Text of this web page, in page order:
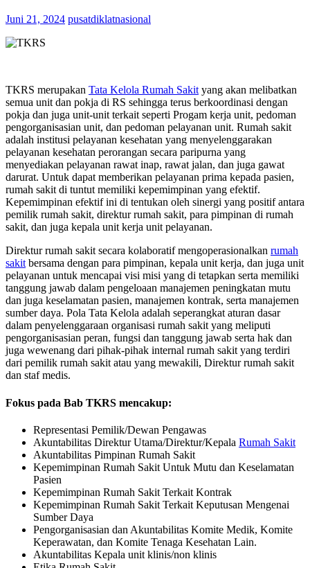
Juni 21, 2024 pusatdiklatnasional
TKRS merupakan Tata Kelola Rumah Sakityang akan melibatkan
semua unit dan pokja di RS sehingga terus berkoordinasi dengan
pokja dan juga unit-unit terkait seperti Progam kerja unit, pedoman
pengorganisasian unit, dan pedoman pelayanan unit. Rumah sakit
adalah institusi pelayanan kesehatan yang menyelenggarakan
pelayanan kesehatan perorangan secara paripurna yang
menyediakan pelayanan rawat inap, rawat jalan, dan juga gawat
darurat. Untuk dapat memberikan pelayanan prima kepada pasien,
rumah sakit di tuntut memiliki kepemimpinan yang efektif.
Kepemimpinan efektif ini di tentukan oleh sinergi yang positif antara
pemilik rumah sakit, direktur rumah sakit, para pimpinan di rumah
sakit, dan juga kepala unit kerja unit pelayanan.
Direktur rumah sakit secara kolaboratif mengoperasionalkan rumah
sakitbersama dengan para pimpinan, kepala unit kerja, dan juga unit
pelayanan untuk mencapai visi misi yang di tetapkan serta memiliki
tanggung jawab dalam pengeloaan manajemen peningkatan mutu
dan juga keselamatan pasien, manajemen kontrak, serta manajemen
sumber daya. Pola Tata Kelola adalah seperangkat aturan dasar
dalam penyelenggaraan organisasi rumah sakit yang meliputi
pengorganisasian peran, fungsi dan tanggung jawab serta hak dan
juga wewenang dari pihak-pihak internal rumah sakit yang terdiri
dari pemilik rumah sakit atau yang mewakili, Direktur rumah sakit
dan staf medis.
Fokus pada Bab TKRS mencakup:
Representasi Pemilik/Dewan Pengawas
Akuntabilitas Direktur Utama/Direktur/Kepala Rumah Sakit
Akuntabilitas Pimpinan Rumah Sakit
Kepemimpinan Rumah Sakit Untuk Mutu dan Keselamatan
Pasien
Kepemimpinan Rumah Sakit Terkait Kontrak
Kepemimpinan Rumah Sakit Terkait Keputusan Mengenai
Sumber Daya
Pengorganisasian dan Akuntabilitas Komite Medik, Komite
Keperawatan, dan Komite Tenaga Kesehatan Lain.
Akuntabilitas Kepala unit klinis/non klinis